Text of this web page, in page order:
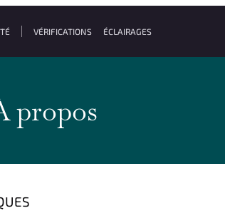
VÉRIFICATIONS ÉCLAIRAGES
propos